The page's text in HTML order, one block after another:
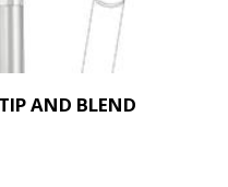
AND BLEND